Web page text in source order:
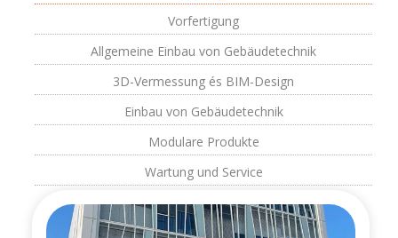
Vorfertigung
Allgemeine Einbau von Gebäudetechnik
3D-Vermessung és BIM-Design
Einbau von Gebäudetechnik
Modulare Produkte
Wartung und Service